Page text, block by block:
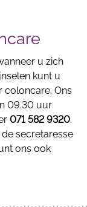
u zich
kunt u
Ons
09.30 uur
071 582 9320.
secretaresse
ons ook